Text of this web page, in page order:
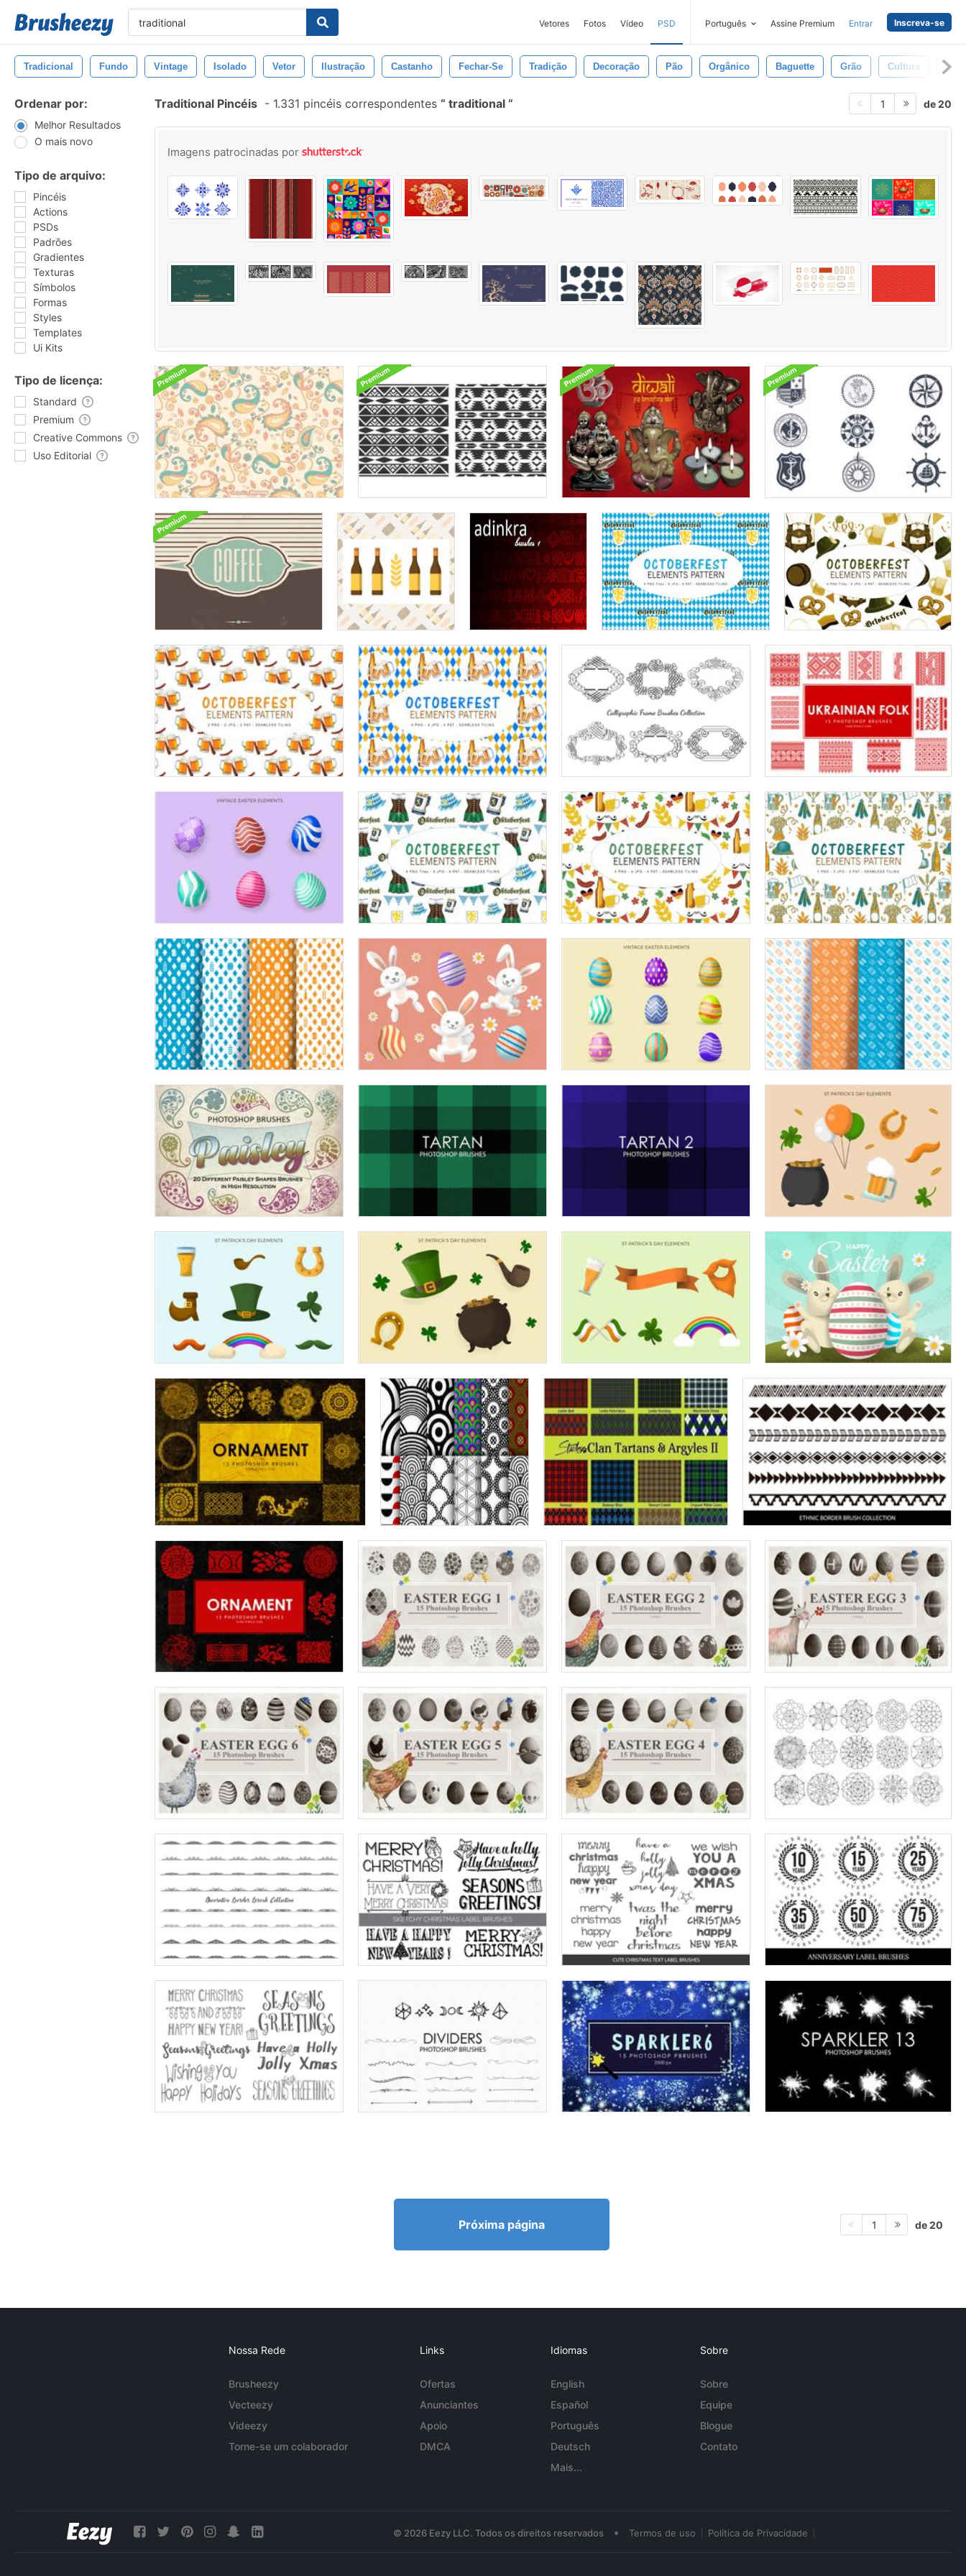
Vetores Fotos Vídeo PSD Português Assine Premium Entrar Inscreva-se
Tradicional Fundo Vintage Isolado Vetor Ilustração Castanho Fechar-Se Tradição Decoração Pão Orgânico Baguette Grão Cultura
Ordenar por:
Melhor Resultados
O mais novo
Tipo de arquivo:
Pincéis
Actions
PSDs
Padrões
Gradientes
Texturas
Símbolos
Formas
Styles
Templates
Ui Kits
Tipo de licença:
Standard
Premium
Creative Commons
Uso Editorial
Traditional Pincéis - 1.331 pincéis correspondentes traditional 1 de 20
Imagens patrocinadas por
Próxima página 1 de 20
Nossa Rede
Brusheezy
Vecteezy
Videezy
Torne-se um colaborador
Links
Ofertas
Anunciantes
Apoio
DMCA
Idiomas
English
Español
Português
Deutsch
Mais...
Sobre
Sobre
Equipe
Blogue
Contato
© 2026 Eezy LLC. Todos os direitos reservados • Termos de uso Política de Privacidade